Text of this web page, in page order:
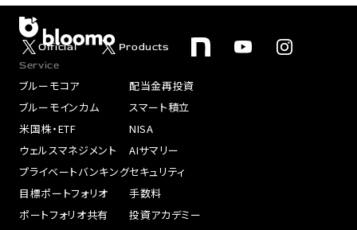
Official
Products
Service
ブルーモコア
ブルーモインカム
米国株・ETF
ウェルスマネジメント
プライベートバンキング
目標ポートフォリオ
ポートフォリオ共有
配当金再投資
スマート積立
NISA
AIサマリー
セキュリティ
手数料
投資アカデミー